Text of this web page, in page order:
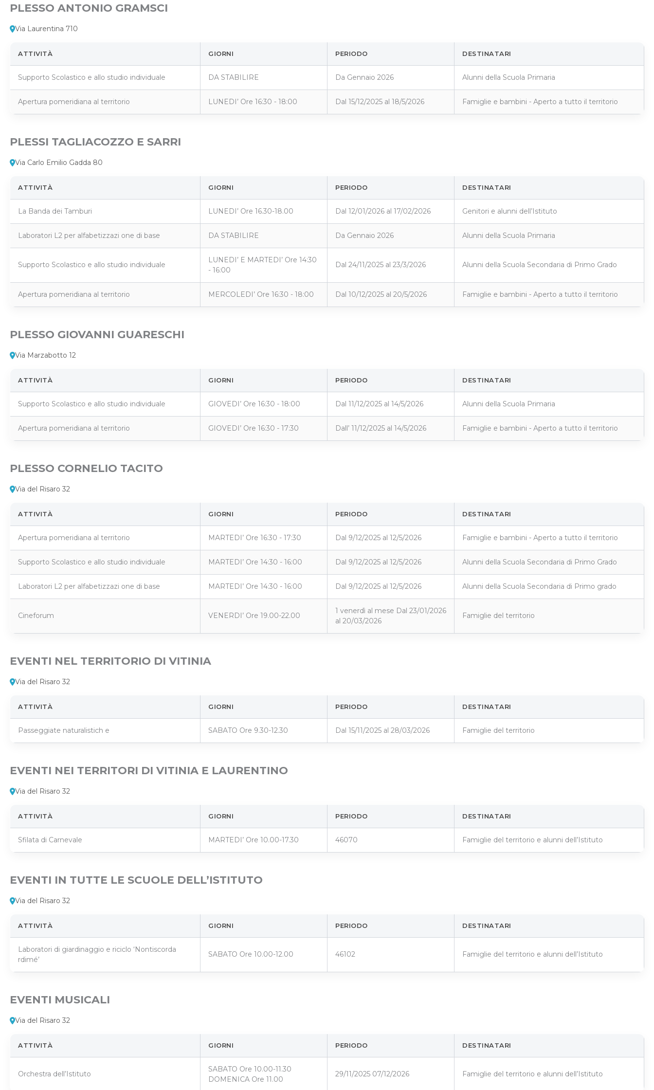
PLESSO ANTONIO GRAMSCI
Via Laurentina 710
ATTIVITÀ GIORNI PERIODO DESTINATARI
Supporto Scolastico e allo studio individuale DA STABILIRE Da Gennaio 2026 Alunni della Scuola Primaria
Apertura pomeridiana al territorio LUNEDI’ Ore 16:30 - 18:00 Dal 15/12/2025 al 18/5/2026 Famiglie e bambini - Aperto a tutto il territorio
PLESSI TAGLIACOZZO E SARRI
Via Carlo Emilio Gadda 80
ATTIVITÀ GIORNI PERIODO DESTINATARI
La Banda dei Tamburi LUNEDI’ Ore 16.30-18.00 Dal 12/01/2026 al 17/02/2026 Genitori e alunni dell’Istituto
Laboratori L2 per alfabetizzazi one di base DA STABILIRE Da Gennaio 2026 Alunni della Scuola Primaria
Supporto Scolastico e allo studio individuale
LUNEDI’ E MARTEDI’ Ore 14:30
- 16:00
Dal 24/11/2025 al 23/3/2026 Alunni della Scuola Secondaria di Primo Grado
Apertura pomeridiana al territorio MERCOLEDI’ Ore 16:30 - 18:00 Dal 10/12/2025 al 20/5/2026 Famiglie e bambini - Aperto a tutto il territorio
PLESSO GIOVANNI GUARESCHI
Via Marzabotto 12
ATTIVITÀ GIORNI PERIODO DESTINATARI
Supporto Scolastico e allo studio individuale GIOVEDI’ Ore 16:30 - 18:00 Dal 11/12/2025 al 14/5/2026 Alunni della Scuola Primaria
Apertura pomeridiana al territorio GIOVEDI’ Ore 16:30 - 17:30 Dall’ 11/12/2025 al 14/5/2026 Famiglie e bambini - Aperto a tutto il territorio
PLESSO CORNELIO TACITO
Via del Risaro 32
ATTIVITÀ GIORNI PERIODO DESTINATARI
Apertura pomeridiana al territorio MARTEDI’ Ore 16:30 - 17:30 Dal 9/12/2025 al 12/5/2026 Famiglie e bambini - Aperto a tutto il territorio
Supporto Scolastico e allo studio individuale MARTEDI’ Ore 14:30 - 16:00 Dal 9/12/2025 al 12/5/2026 Alunni della Scuola Secondaria di Primo Grado
Laboratori L2 per alfabetizzazi one di base MARTEDI’ Ore 14:30 - 16:00 Dal 9/12/2025 al 12/5/2026 Alunni della Scuola Secondaria di Primo grado
Cineforum VENERDI’ Ore 19.00-22.00
1 venerdì al mese Dal 23/01/2026
al 20/03/2026
Famiglie del territorio
EVENTI NEL TERRITORIO DI VITINIA
Via del Risaro 32
ATTIVITÀ GIORNI PERIODO DESTINATARI
Passeggiate naturalistich e SABATO Ore 9.30-12.30 Dal 15/11/2025 al 28/03/2026 Famiglie del territorio
EVENTI NEI TERRITORI DI VITINIA E LAURENTINO
Via del Risaro 32
ATTIVITÀ GIORNI PERIODO DESTINATARI
Sfilata di Carnevale MARTEDI’ Ore 10.00-17.30 46070 Famiglie del territorio e alunni dell’Istituto
EVENTI IN TUTTE LE SCUOLE DELL’ISTITUTO
Via del Risaro 32
ATTIVITÀ GIORNI PERIODO DESTINATARI
Laboratori di giardinaggio e riciclo ‘Nontiscorda
rdimé’
SABATO Ore 10.00-12.00 46102 Famiglie del territorio e alunni dell’Istituto
EVENTI MUSICALI
Via del Risaro 32
ATTIVITÀ GIORNI PERIODO DESTINATARI
Orchestra dell’Istituto
SABATO Ore 10.00-11.30
DOMENICA Ore 11.00
29/11/2025 07/12/2026 Famiglie del territorio e alunni dell’Istituto